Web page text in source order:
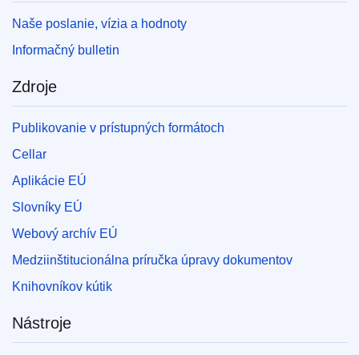
Naše poslanie, vízia a hodnoty
Informačný bulletin
Zdroje
Publikovanie v prístupných formátoch
Cellar
Aplikácie EÚ
Slovníky EÚ
Webový archív EÚ
Medziinštitucionálna príručka úpravy dokumentov
Knihovníkov kútik
Nástroje